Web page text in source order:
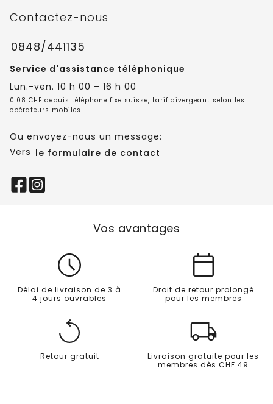
Contactez-nous
0848/441135
Service d'assistance téléphonique
Lun.-ven. 10 h 00 – 16 h 00
0.08 CHF depuis téléphone fixe suisse, tarif divergeant selon les
opérateurs mobiles.
Ou envoyez-nous un message:
Vers le formulaire de contact
Vos avantages
Délai de livraison de 3 à
4 jours ouvrables
Droit de retour prolongé
pour les membres
Retour gratuit
Livraison gratuite pour les
membres dès CHF 49